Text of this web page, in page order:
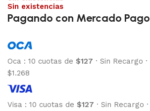
Sin existencias
Pagando con Mercado Pago
Oca : 10 cuotas de $127 · Sin Recargo ·
$1.268
Visa : 10 cuotas de $127 · Sin Recargo ·